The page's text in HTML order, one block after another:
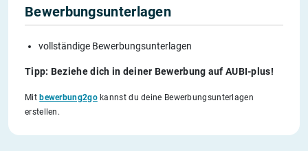
Bewerbungsunterlagen
vollständige Bewerbungsunterlagen
Tipp: Beziehe dich in deiner Bewerbung auf AUBI-plus!
Mit bewerbung2gokannst du deine Bewerbungsunterlagen
erstellen.